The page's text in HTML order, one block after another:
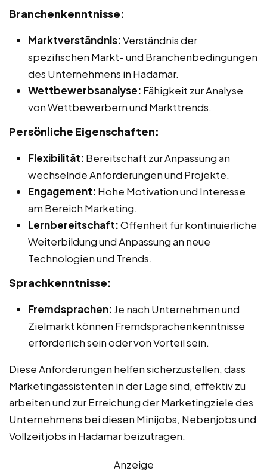
Branchenkenntnisse:
Marktverständnis:Verständnis der
spezifischen Markt- und Branchenbedingungen
des Unternehmens in Hadamar.
Wettbewerbsanalyse: Fähigkeit zur Analyse
von Wettbewerbern und Markttrends.
Persönliche Eigenschaften:
Flexibilität: Bereitschaft zur Anpassung an
wechselnde Anforderungen und Projekte.
Engagement: Hohe Motivation und Interesse
am Bereich Marketing.
Lernbereitschaft:Offenheit für kontinuierliche
Weiterbildung und Anpassung an neue
Technologien und Trends.
Sprachkenntnisse:
Fremdsprachen: Je nach Unternehmen und
Zielmarkt können Fremdsprachenkenntnisse
erforderlich sein oder von Vorteil sein.
Diese Anforderungen helfen sicherzustellen, dass
Marketingassistenten in der Lage sind, effektiv zu
arbeiten und zur Erreichung der Marketingziele des
Unternehmens bei diesen Minijobs, Nebenjobs und
Vollzeitjobs in Hadamar beizutragen.
Anzeige